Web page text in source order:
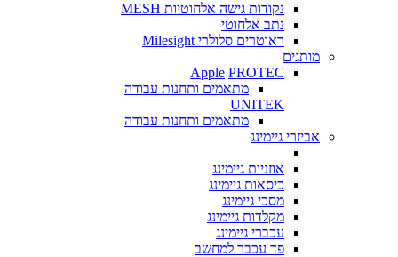
נקודות גישה אלחוטיות MESH
נתב אלחוטי
ראוטרים סלולרי Milesight
מותגים
Apple PROTEC
מתאמים ותחנות עבודה
UNITEK
מתאמים ותחנות עבודה
אביזרי גיימינג
אוזניות גיימינג
כיסאות גיימינג
מסכי גיימינג
מקלדות גיימינג
עכברי גיימינג
פד עכבר למחשב